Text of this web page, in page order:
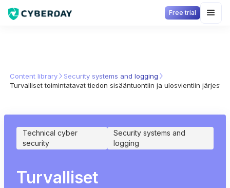
Free trial
Content library
Security systems and logging
Turvalliset toimintatavat tiedon sisääntuontiin ja ulosvientiin
Technical cyber
security
Security systems and
logging
Turvalliset